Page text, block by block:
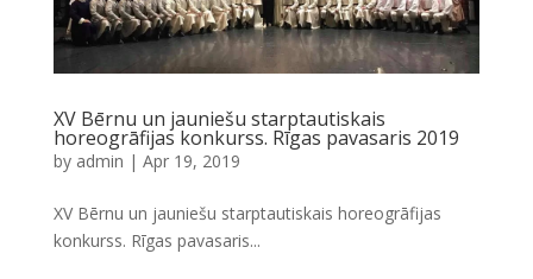
XV Bērnu un jauniešu starptautiskais
horeogrāfijas konkurss. Rīgas pavasaris 2019
by admin | Apr 19, 2019
XV Bērnu un jauniešu starptautiskais horeogrāfijas
konkurss. Rīgas pavasaris...